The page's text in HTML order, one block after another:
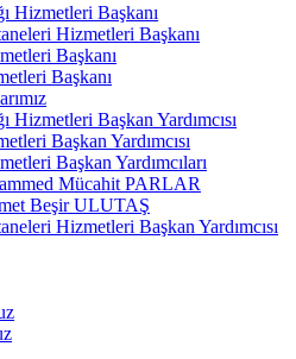
Hizmetleri Başkanı
Hizmetleri Başkanı
Başkanı
Başkanı
Hizmetleri Başkan Yardımcısı
Başkan Yardımcısı
Başkan Yardımcıları
Mücahit PARLAR
Beşir ULUTAŞ
Hizmetleri Başkan Yardımcısı